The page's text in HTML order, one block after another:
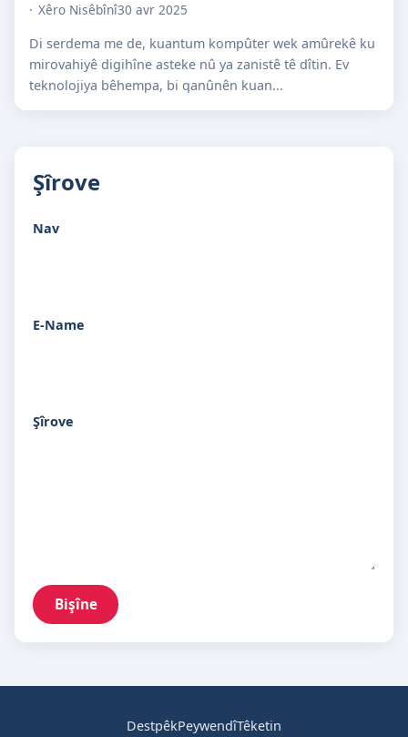
Xêro Nisêbînî30 avr 2025
Di serdema me de, kuantum kompûter wek amûrekê ku
mirovahiyê digihîne asteke nû ya zanistê tê dîtin. Ev
teknolojiya bêhempa, bi qanûnên kuan...
Şîrove
Nav
E-Name
Şîrove
Bişîne
DestpêkPeywendîTêketin